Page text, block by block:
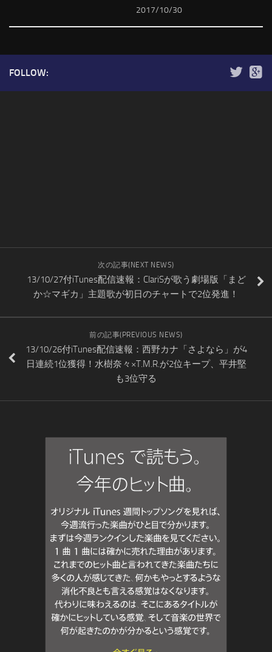
2017/10/30
FOLLOW:
次の記事(NEXT NEWS)
13/10/27付iTunes配信速報：ClariSが歌う劇場版「まど
か☆マギカ」主題歌が初日のチャートで2位発進！
前の記事(PREVIOUS NEWS)
13/10/26付iTunes配信速報：西野カナ「さよなら」が4
日連続1位獲得！水樹奈々×T.M.R.が2位キープ、平井堅
も3位守る